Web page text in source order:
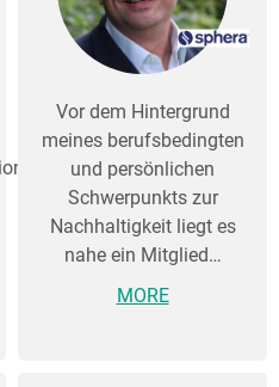
Vor dem Hintergrund
meines berufsbedingten
und persönlichen
Schwerpunkts zur
Nachhaltigkeit liegt es
nahe ein Mitglied…
MORE